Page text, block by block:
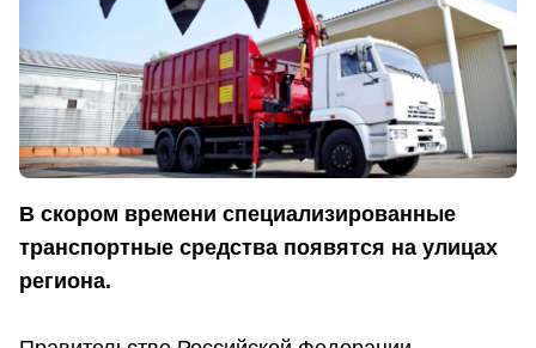
В скором времени специализированные
транспортные средства появятся на улицах
региона.